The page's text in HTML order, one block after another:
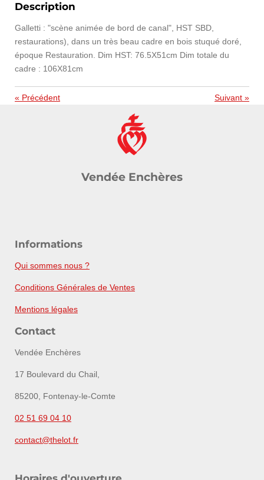
Description
Galletti : "scène animée de bord de canal", HST SBD,
restaurations), dans un très beau cadre en bois stuqué doré,
époque Restauration. Dim HST: 76.5X51cm Dim totale du
cadre : 106X81cm
« Précédent Suivant »
Vendée Enchères
Informations
Qui sommes nous ?
Conditions Générales de Ventes
Mentions légales
Contact
Vendée Enchères
17 Boulevard du Chail,
85200, Fontenay-le-Comte
02 51 69 04 10
contact@thelot.fr